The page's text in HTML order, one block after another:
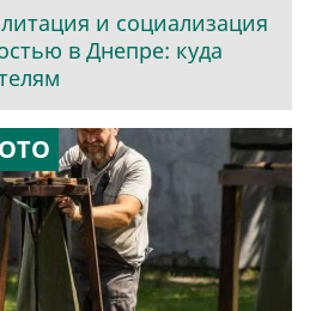
и социализация
в Днепре: куда